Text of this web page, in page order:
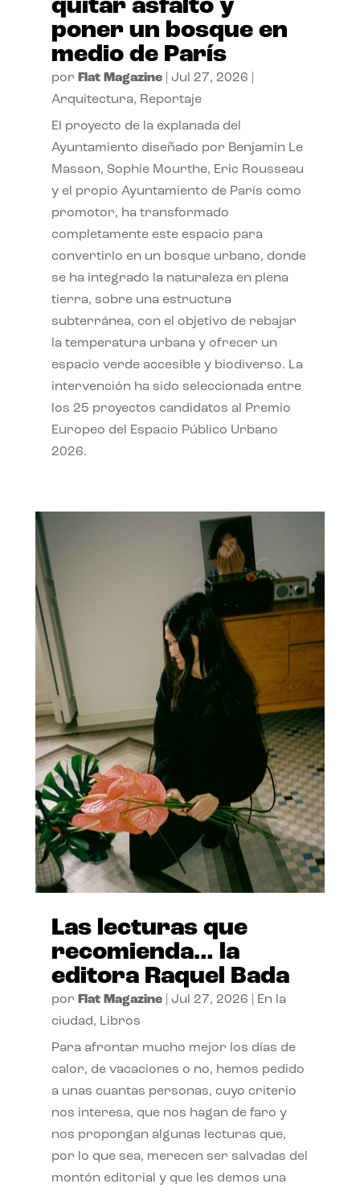
quitar asfalto y
poner un bosque en
medio de París
por Flat Magazine| Jul 27, 2026
Arquitectura, Reportaje
El proyecto de la explanada del
Ayuntamiento diseñado por Benjamin Le
Masson, Sophie Mourthe, Eric Rousseau
y el propio Ayuntamiento de París como
promotor, ha transformado
completamente este espacio para
convertirlo en un bosque urbano, donde
se ha integrado la naturaleza en plena
tierra, sobre una estructura
subterránea, con el objetivo de rebajar
la temperatura urbana y ofrecer un
espacio verde accesible y biodiverso. La
intervención ha sido seleccionada entre
los 25 proyectos candidatos al Premio
Europeo del Espacio Público Urbano
2026.
Las lecturas que
recomienda… la
editora Raquel Bada
por Flat Magazine| Jul 27, 2026
En la
ciudad, Libros
Para afrontar mucho mejor los días de
calor, de vacaciones o no, hemos pedido
a unas cuantas personas, cuyo criterio
nos interesa, que nos hagan de faro y
nos propongan algunas lecturas que,
por lo que sea, merecen ser salvadas del
montón editorial y que les demos una